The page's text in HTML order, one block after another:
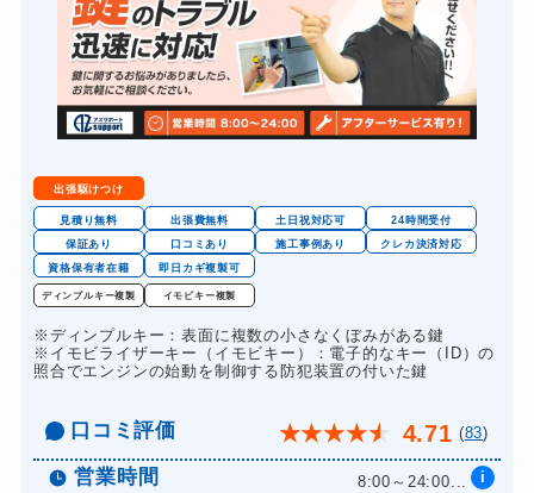
別途お見積り
ロッカーカギ開け 8,800円～(税込)
ドアノブカギ開け 11,000円〜(税込)
出張駆けつけ
見積り無料 出張費無料 土日祝対応可
24時間受付
保証あり
口コミあり 施工事例あり
クレカ決済対応
資格保有者在籍
即日カギ複製可
ディンプルキー複製 イモビキー複製
※ディンプルキー：表面に複数の小さなくぼみがある鍵
※イモビライザーキー（イモビキー）：電子的なキー（ID）の
照合でエンジンの始動を制御する防犯装置の付いた鍵
口コミ評価 ★★★★★ 4.71 (83)
営業時間 8:00～24:00... i